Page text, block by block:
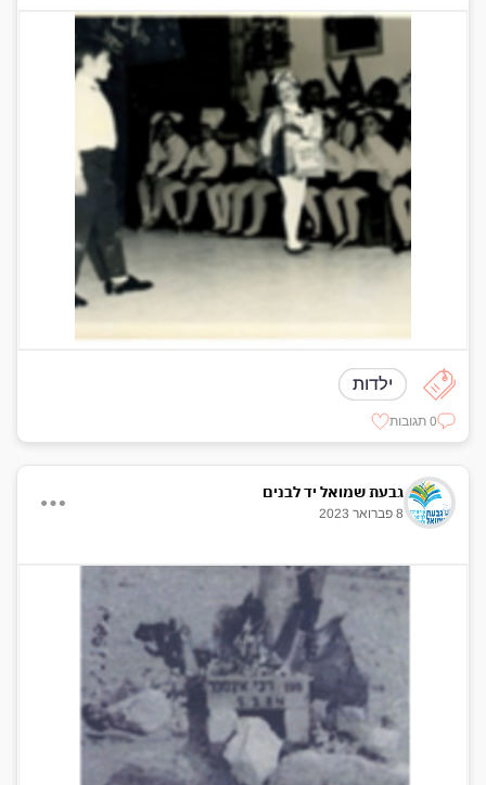
ילדות
0 תגובות
גבעת שמואל יד לבנים
8 פברואר 2023